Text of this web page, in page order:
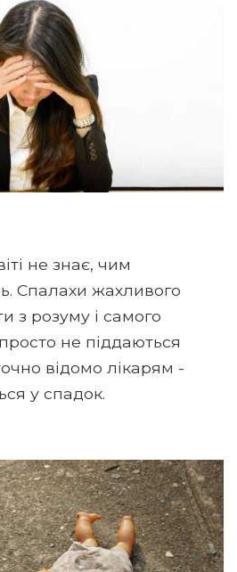
не знає, чим
Спалахи жахливого
з розуму і самого
не піддаються
відомо лікарям -
у спадок.